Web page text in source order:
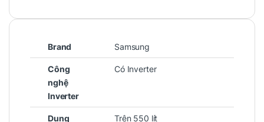
Brand Samsung
Công
nghệ
Inverter
Có Inverter
Dung
Trên 550 lít